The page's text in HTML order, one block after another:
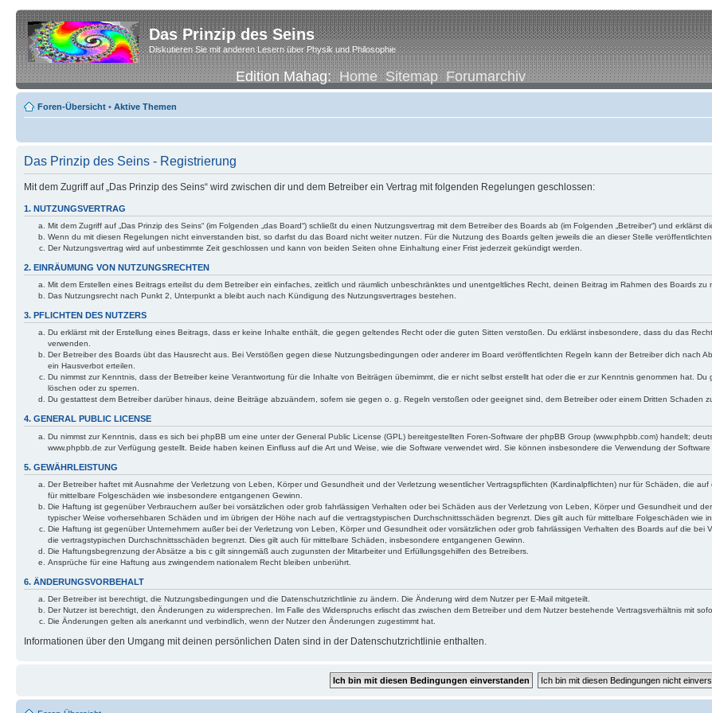
Das Prinzip des Seins
Diskutieren Sie mit anderen Lesern über Physik und Philosophie
Edition Mahag:Home Sitemap Forumarchiv
Foren-Übersicht • Aktive Themen
Das Prinzip des Seins - Registrierung
Mit dem Zugriff auf „Das Prinzip des Seins“ wird zwischen dir und dem Betreiber ein Vertrag mit folgenden Regelungen geschlossen:
1. NUTZUNGSVERTRAG
Mit dem Zugriff auf „Das Prinzip des Seins“ (im Folgenden „das Board“) schließt du einen Nutzungsvertrag mit dem Betreiber des Boards ab (im Folgenden „Betreiber“) und erklärst
Wenn du mit diesen Regelungen nicht einverstanden bist, so darfst du das Board nicht weiter nutzen. Für die Nutzung des Boards gelten jeweils die an dieser Stelle veröffentlichten
Der Nutzungsvertrag wird auf unbestimmte Zeit geschlossen und kann von beiden Seiten ohne Einhaltung einer Frist jederzeit gekündigt werden.
2. EINRÄUMUNG VON NUTZUNGSRECHTEN
Mit dem Erstellen eines Beitrags erteilst du dem Betreiber ein einfaches, zeitlich und räumlich unbeschränktes und unentgeltliches Recht, deinen Beitrag im Rahmen des Boards zu
Das Nutzungsrecht nach Punkt 2, Unterpunkt a bleibt auch nach Kündigung des Nutzungsvertrages bestehen.
3. PFLICHTEN DES NUTZERS
Du erklärst mit der Erstellung eines Beitrags, dass er keine Inhalte enthält, die gegen geltendes Recht oder die guten Sitten verstoßen. Du erklärst insbesondere, dass du das
verwenden.
Der Betreiber des Boards übt das Hausrecht aus. Bei Verstößen gegen diese Nutzungsbedingungen oder anderer im Board veröffentlichten Regeln kann der Betreiber dich nach
ein Hausverbot erteilen.
Du nimmst zur Kenntnis, dass der Betreiber keine Verantwortung für die Inhalte von Beiträgen übernimmt, die er nicht selbst erstellt hat oder die er zur Kenntnis genommen hat.
löschen oder zu sperren.
Du gestattest dem Betreiber darüber hinaus, deine Beiträge abzuändern, sofern sie gegen o. g. Regeln verstoßen oder geeignet sind, dem Betreiber oder einem Dritten Schaden
4. GENERAL PUBLIC LICENSE
Du nimmst zur Kenntnis, dass es sich bei phpBB um eine unter der General Public License (GPL) bereitgestellten Foren-Software der phpBB Group (www.phpbb.com) handelt;
www.phpbb.de zur Verfügung gestellt. Beide haben keinen Einfluss auf die Art und Weise, wie die Software verwendet wird. Sie können insbesondere die Verwendung der
5. GEWÄHRLEISTUNG
Der Betreiber haftet mit Ausnahme der Verletzung von Leben, Körper und Gesundheit und der Verletzung wesentlicher Vertragspflichten (Kardinalpflichten) nur für Schäden, die
für mittelbare Folgeschäden wie insbesondere entgangenen Gewinn.
Die Haftung ist gegenüber Verbrauchern außer bei vorsätzlichen oder grob fahrlässigen Verhalten oder bei Schäden aus der Verletzung von Leben, Körper und Gesundheit und
typischer Weise vorhersehbaren Schäden und im übrigen der Höhe nach auf die vertragstypischen Durchschnittsschäden begrenzt. Dies gilt auch für mittelbare Folgeschäden wie
Die Haftung ist gegenüber Unternehmern außer bei der Verletzung von Leben, Körper und Gesundheit oder vorsätzlichen oder grob fahrlässigen Verhalten des Boards auf die
die vertragstypischen Durchschnittsschäden begrenzt. Dies gilt auch für mittelbare Schäden, insbesondere entgangenen Gewinn.
Die Haftungsbegrenzung der Absätze a bis c gilt sinngemäß auch zugunsten der Mitarbeiter und Erfüllungsgehilfen des Betreibers.
Ansprüche für eine Haftung aus zwingendem nationalem Recht bleiben unberührt.
6. ÄNDERUNGSVORBEHALT
Der Betreiber ist berechtigt, die Nutzungsbedingungen und die Datenschutzrichtlinie zu ändern. Die Änderung wird dem Nutzer per E-Mail mitgeteilt.
Der Nutzer ist berechtigt, den Änderungen zu widersprechen. Im Falle des Widerspruchs erlischt das zwischen dem Betreiber und dem Nutzer bestehende Vertragsverhältnis mit
Die Änderungen gelten als anerkannt und verbindlich, wenn der Nutzer den Änderungen zugestimmt hat.
Informationen über den Umgang mit deinen persönlichen Daten sind in der Datenschutzrichtlinie enthalten.